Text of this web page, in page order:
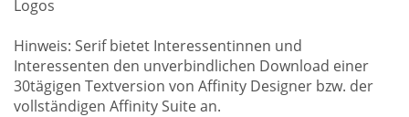
Logos
Hinweis: Serif bietet Interessentinnen und
Interessenten den unverbindlichen Download einer
30tägigen Textversion von Affinity Designer bzw. der
vollständigen Affinity Suite an.